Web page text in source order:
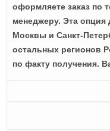
оформляете заказ по
менеджеру. Эта опция
Москвы и Санкт-
остальных регионов
по факту получения.